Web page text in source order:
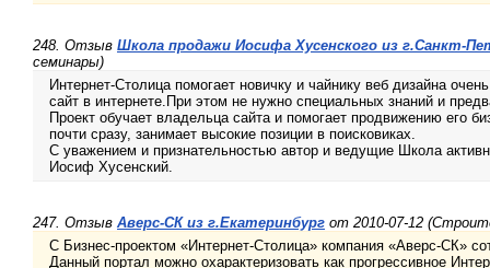
248. Отзыв Школа продажи Иосифа Хусенского из г.Санкт-
семинары)
Интернет-Столица помогает новичку и чайнику веб дизайна
сайт в интернете.При этом не нужно специальных знаний и
Проект обучает владельца сайта и помогает продвижению его
почти сразу, занимает высокие позиции в поисковиках.
С уважением и признательностью автор и ведущие Школа
Иосиф Хусенский.
247. Отзыв Аверс-СК из г.Екатеринбург от 2010-07-12
С Бизнес-проектом «Интернет-Столица» компания «Аверс-СК»
Данный портал можно охарактеризовать как прогрессивное